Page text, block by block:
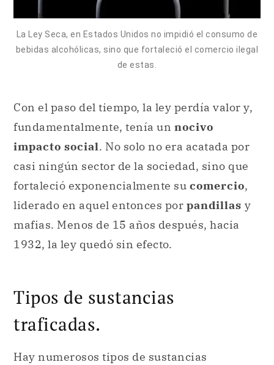
La Ley Seca, en Estados Unidos no impidió el consumo de
bebidas alcohólicas, sino que fortaleció el comercio ilegal
de estas.
Con el paso del tiempo, la ley perdía valor y,
fundamentalmente, tenía un nocivo
impacto social. No solo no era acatada por
casi ningún sector de la sociedad, sino que
fortaleció exponencialmente su comercio,
liderado en aquel entonces por pandillas y
mafias. Menos de 15 años después, hacia
1932, la ley quedó sin efecto.
Tipos de sustancias
traficadas.
Hay numerosos tipos de sustancias